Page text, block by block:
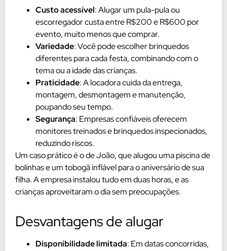
Custo acessível: Alugar um pula-pula ou
escorregador custa entre R$200 e R$600 por
evento, muito menos que comprar.
Variedade: Você pode escolher brinquedos
diferentes para cada festa, combinando com o
tema ou a idade das crianças.
Praticidade: A locadora cuida da entrega,
montagem, desmontagem e manutenção,
poupando seu tempo.
Segurança: Empresas confiáveis oferecem
monitores treinados e brinquedos inspecionados,
reduzindo riscos.
Um caso prático é o de João, que alugou uma piscina de
bolinhas e um tobogã inflável para o aniversário de sua
filha. A empresa instalou tudo em duas horas, e as
crianças aproveitaram o dia sem preocupações.
Desvantagens de alugar
Disponibilidade limitada: Em datas concorridas,